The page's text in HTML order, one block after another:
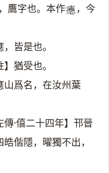
，鷹字也。本作𤻮 ，今
皆是也。
猶受也。
山爲名，在汝州葉
·僖二十四年】邗晉
偕隱，曜獨不出，